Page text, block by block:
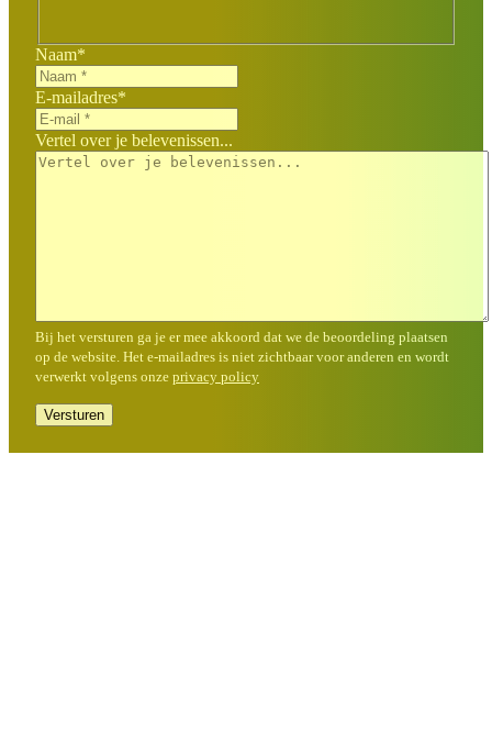
Naam*
E-mailadres*
Vertel over je belevenissen...
Bij het versturen ga je er mee akkoord dat we de beoordeling plaatsen
op de website. Het e-mailadres is niet zichtbaar voor anderen en wordt
verwerkt volgens onze privacy policy
Versturen